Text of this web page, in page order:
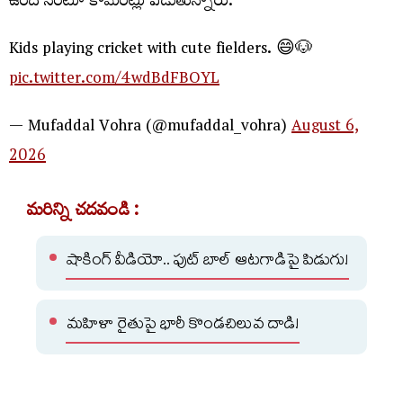
Kids playing cricket with cute fielders. 😄🐶
pic.twitter.com/4wdBdFBOYL
— Mufaddal Vohra (@mufaddal_vohra)August 6,
2026
మరిన్ని చదవండి :
షాకింగ్ వీడియో.. ఫుట్ బాల్ ఆటగాడిపై పిడుగు!
మహిళా రైతుపై భారీ కొండచిలువ దాడి!